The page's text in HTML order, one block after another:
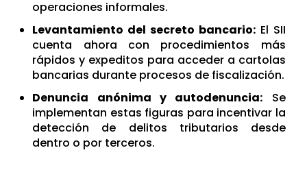
operaciones informales.
Levantamiento del secreto bancario:El SII
cuenta ahora con procedimientos más
rápidos y expeditos para acceder a cartolas
bancarias durante procesos de fiscalización.
Denuncia anónima y autodenuncia: Se
implementan estas figuras para incentivar la
detección de delitos tributarios desde
dentro o por terceros.